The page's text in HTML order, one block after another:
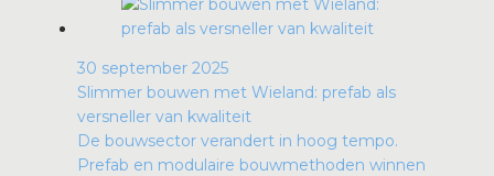
30 september 2025
Slimmer bouwen met Wieland: prefab als
versneller van kwaliteit
De bouwsector verandert in hoog tempo.
Prefab en modulaire bouwmethoden winnen